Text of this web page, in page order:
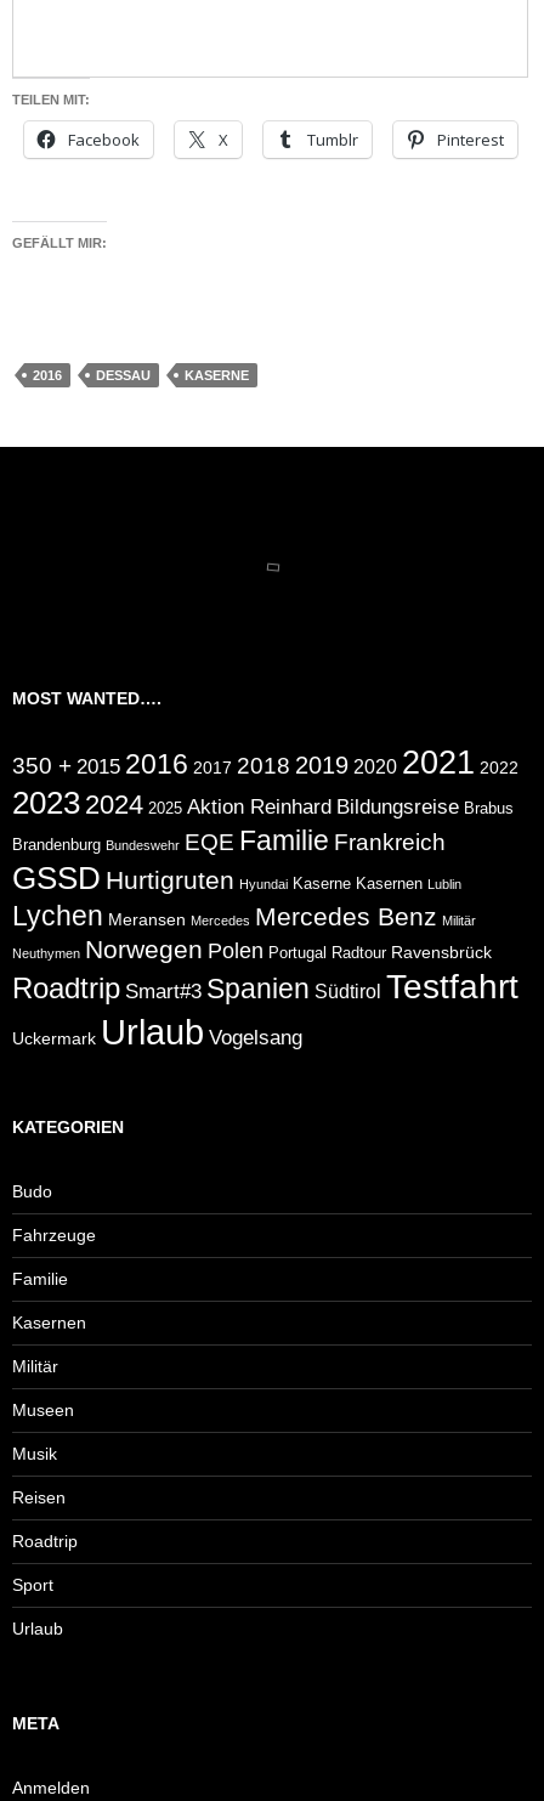
TEILEN MIT:
Facebook X Tumblr Pinterest
GEFÄLLT MIR:
2016 DESSAU KASERNE
MOST WANTED….
350 + 2015 2016 2017 2018 2019 2020 2021 2022
2023 2024 2025 Aktion Reinhard Bildungsreise Brabus
Brandenburg Bundeswehr EQE Familie Frankreich
GSSD Hurtigruten Hyundai Kaserne Kasernen Lublin
Lychen Meransen Mercedes Mercedes Benz Militär
Neuthymen Norwegen Polen Portugal Radtour Ravensbrück
Roadtrip Smart#3 Spanien Südtirol Testfahrt
Uckermark Urlaub Vogelsang
KATEGORIEN
Budo
Fahrzeuge
Familie
Kasernen
Militär
Museen
Musik
Reisen
Roadtrip
Sport
Urlaub
META
Anmelden